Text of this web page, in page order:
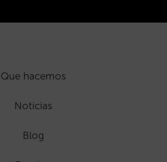
Que hacemos
Noticias
Blog